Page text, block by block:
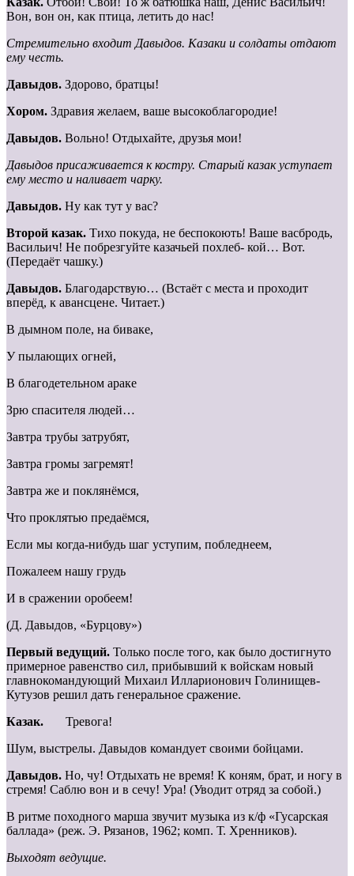
Вон, вон он, как птица, летить до нас!
Стремительно входит Давыдов. Казаки и солдаты отдают
ему честь.
Давыдов. Здорово, братцы!
Хором. Здравия желаем, ваше высокоблагородие!
Давыдов. Вольно! Отдыхайте, друзья мои!
Давыдов присаживается к костру. Старый казак уступает
ему место и наливает чарку.
Давыдов. Ну как тут у вас?
Второй казак. Тихо покуда, не беспокоють! Ваше васбродь,
Васильич! Не побрезгуйте казачьей похлеб- кой… Вот.
(Передаёт чашку.)
Давыдов. Благодарствую… (Встаёт с места и проходит
вперёд, к авансцене. Читает.)
В дымном поле, на биваке,
У пылающих огней,
В благодетельном араке
Зрю спасителя людей…
Завтра трубы затрубят,
Завтра громы загремят!
Завтра же и поклянёмся,
Что проклятью предаёмся,
Если мы когда-нибудь шаг уступим, побледнеем,
Пожалеем нашу грудь
И в сражении оробеем!
(Д. Давыдов, «Бурцову»)
Первый ведущий. Только после того, как было достигнуто
примерное равенство сил, прибывший к войскам новый
главнокомандующий Михаил Илларионович Голинищев-
Кутузов решил дать генеральное сражение.
Казак. Тревога!
Шум, выстрелы. Давыдов командует своими бойцами.
Давыдов. Но, чу! Отдыхать не время! К коням, брат, и ногу в
стремя! Саблю вон и в сечу! Ура! (Уводит отряд за собой.)
В ритме походного марша звучит музыка из к/ф «Гусарская
баллада» (реж. Э. Рязанов, 1962; комп. Т. Хренников).
Выходят ведущие.